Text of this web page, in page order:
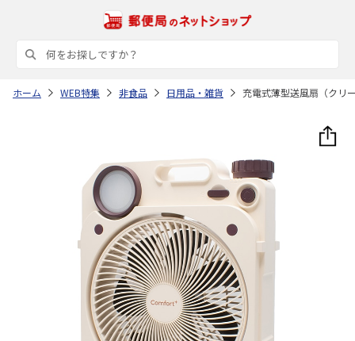
ホーム WEB特集 非食品 日用品・雑貨 充電式薄型送風扇（クリ